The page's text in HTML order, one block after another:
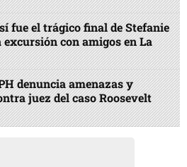
fue el trágico final de Stefanie
con amigos en La
denuncia amenazas y
juez del caso Roosevelt